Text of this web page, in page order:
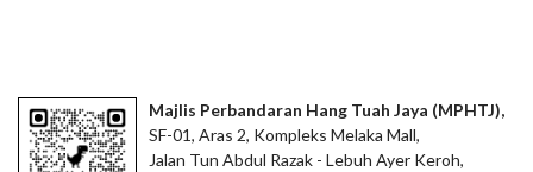
Majlis Perbandaran Hang Tuah Jaya (MPHTJ),
SF-01, Aras 2, Kompleks Melaka Mall,
Jalan Tun Abdul Razak - Lebuh Ayer Keroh,